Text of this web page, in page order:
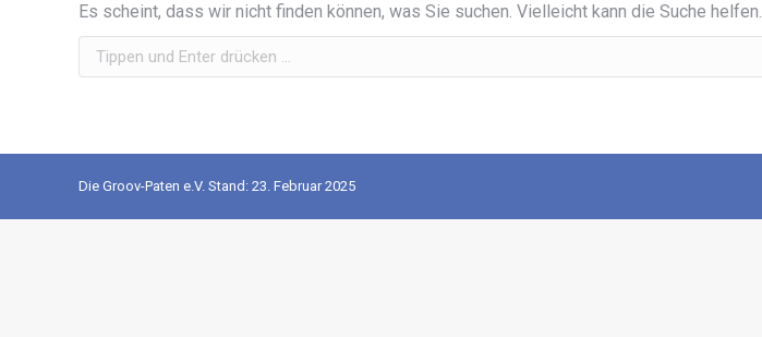
Es scheint, dass wir nicht finden können, was Sie suchen. Vielleicht kann die Suche helfen.
Search:
Die Groov-Paten e.V. Stand: 23. Februar 2025